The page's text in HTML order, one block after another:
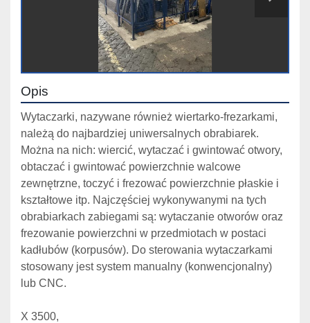
Opis
Wytaczarki, nazywane również wiertarko-frezarkami,
należą do najbardziej uniwersalnych obrabiarek.
Można na nich: wiercić, wytaczać i gwintować otwory,
obtaczać i gwintować powierzchnie walcowe
zewnętrzne, toczyć i frezować powierzchnie płaskie i
kształtowe itp. Najczęściej wykonywanymi na tych
obrabiarkach zabiegami są: wytaczanie otworów oraz
frezowanie powierzchni w przedmiotach w postaci
kadłubów (korpusów). Do sterowania wytaczarkami
stosowany jest system manualny (konwencjonalny)
lub CNC.
X 3500,